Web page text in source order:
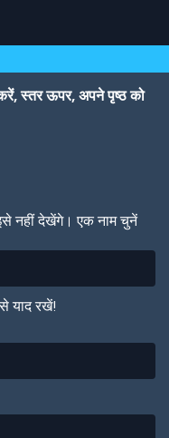
स्तर ऊपर, अपने पृष्ठ को
नहीं देखेंगे। एक नाम चुनें
याद रखें!